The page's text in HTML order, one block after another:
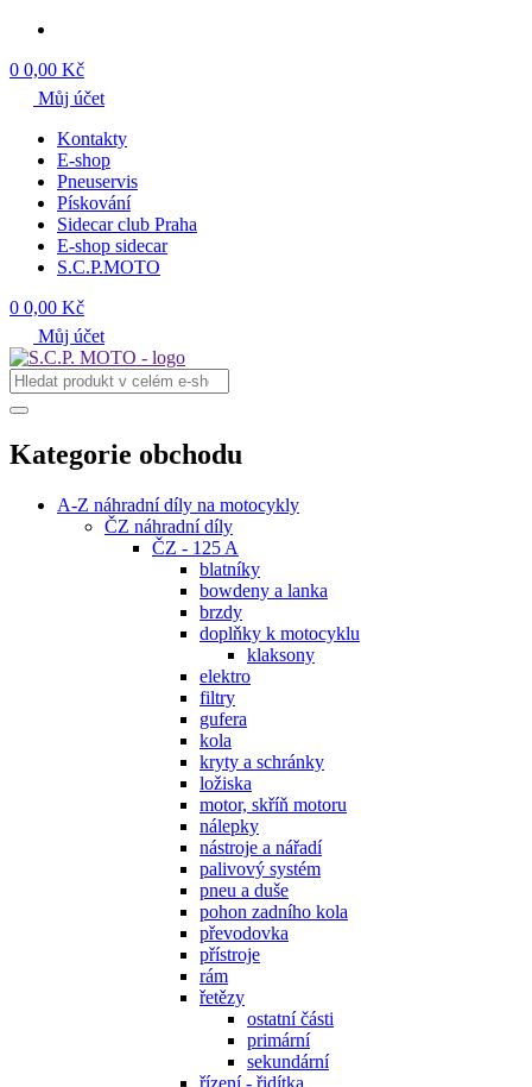
0 0,00 Kč
Můj účet
Kontakty
E-shop
Pneuservis
Pískování
Sidecar club Praha
E-shop sidecar
S.C.P.MOTO
0 0,00 Kč
Můj účet
Kategorie obchodu
A-Z náhradní díly na motocykly
ČZ náhradní díly
ČZ - 125 A
blatníky
bowdeny a lanka
brzdy
doplňky k motocyklu
klaksony
elektro
filtry
gufera
kola
kryty a schránky
ložiska
motor, skříň motoru
nálepky
nástroje a nářadí
palivový systém
pneu a duše
pohon zadního kola
převodovka
přístroje
rám
řetězy
ostatní části
primární
sekundární
řízení - řidítka